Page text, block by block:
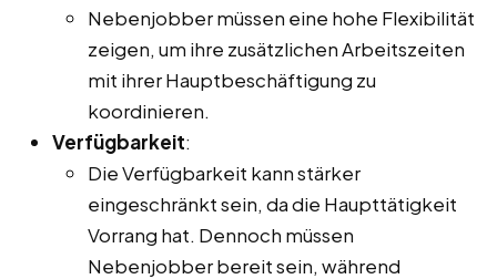
Nebenjobber müssen eine hohe Flexibilität
zeigen, um ihre zusätzlichen Arbeitszeiten
mit ihrer Hauptbeschäftigung zu
koordinieren.
Verfügbarkeit:
Die Verfügbarkeit kann stärker
eingeschränkt sein, da die Haupttätigkeit
Vorrang hat. Dennoch müssen
Nebenjobber bereit sein, während